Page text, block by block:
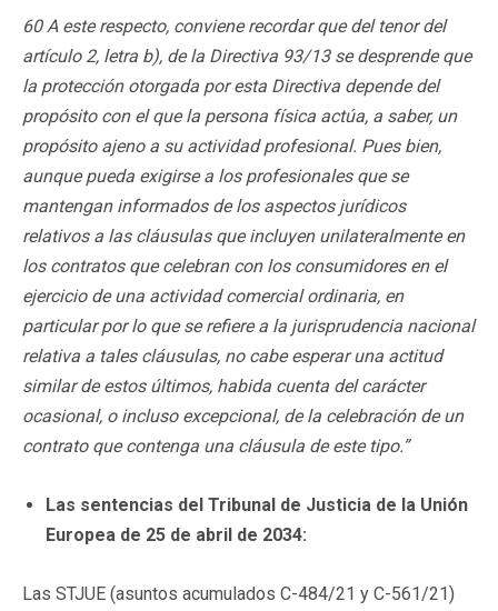
60 A este respecto, conviene recordar que del tenor del
artículo 2, letra b), de la Directiva 93/13 se desprende que
la protección otorgada por esta Directiva depende del
propósito con el que la persona física actúa, a saber, un
propósito ajeno a su actividad profesional. Pues bien,
aunque pueda exigirse a los profesionales que se
mantengan informados de los aspectos jurídicos
relativos a las cláusulas que incluyen unilateralmente en
los contratos que celebran con los consumidores en el
ejercicio de una actividad comercial ordinaria, en
particular por lo que se refiere a la jurisprudencia nacional
relativa a tales cláusulas, no cabe esperar una actitud
similar de estos últimos, habida cuenta del carácter
ocasional, o incluso excepcional, de la celebración de un
contrato que contenga una cláusula de este tipo.”
Las sentencias del Tribunal de Justicia de la Unión
Europea de 25 de abril de 2034:
Las STJUE (asuntos acumulados C-484/21 y C-561/21)